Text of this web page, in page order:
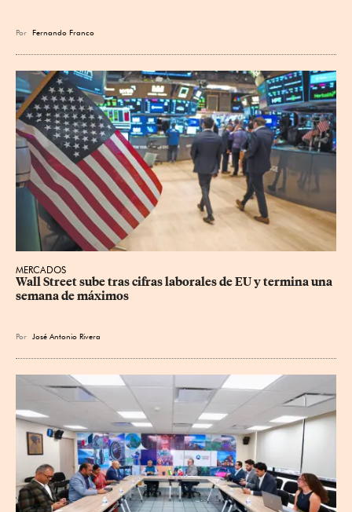
Por Fernando Franco
MERCADOS
Wall Street sube tras cifras laborales de EU y termina una
semana de máximos
Por José Antonio Rivera